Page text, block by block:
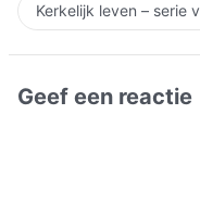
Kerkelijk leven – serie
Geef een reactie